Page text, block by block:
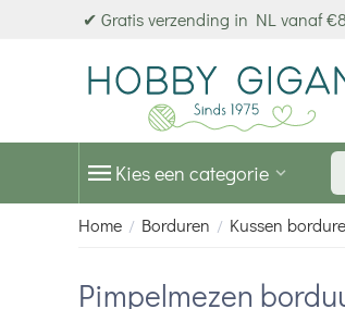
✔ Gratis verzending in NL vanaf
Kies een categorie
Home / Borduren / Kussen
Pimpelmezen